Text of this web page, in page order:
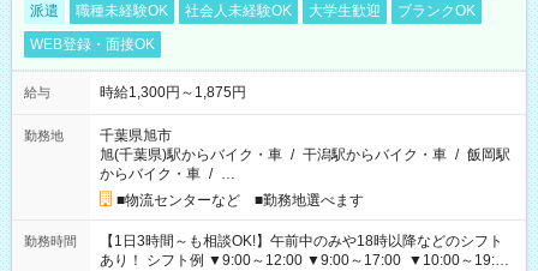
派遣 職種未経験OK 社会人未経験OK 大学生歓迎
ブランクOK
WEB登録・面接OK
給与 時給1,300円～1,875円
勤務地
千葉県旭市
旭(千葉県)駅からバイク・車 / 干潟駅からバイク・車 / 飯岡駅
からバイク・車 / …
■物流センターなど ■勤務地選べます
勤務時間
【1日3時間～も相談OK!】午前中のみや18時以降などのシフト
あり！ シフト例 ▼9:00～12:00 ▼9:00～17:00 ▼10:00～19:00